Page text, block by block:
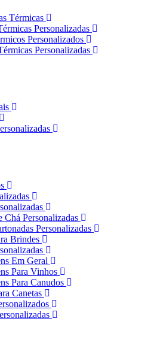
Térmicas
Personalizadas
Personalizados
Personalizadas
Chá Personalizadas
Personalizadas
Brindes
Em Geral
Para Vinhos
Para Canudos
Canetas